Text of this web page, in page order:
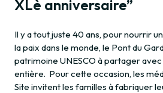
XLè anniversaire”
Il y a tout juste 40 ans, pour nourrir
la paix dans le monde, le Pont du
patrimoine UNESCO à partager avec
entière. Pour cette occasion, les
Site invitent les familles à fabriquer